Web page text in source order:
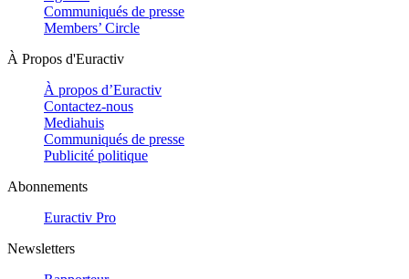
Communiqués de presse
Members’ Circle
À Propos d'Euractiv
À propos d’Euractiv
Contactez-nous
Mediahuis
Communiqués de presse
Publicité politique
Abonnements
Euractiv Pro
Newsletters